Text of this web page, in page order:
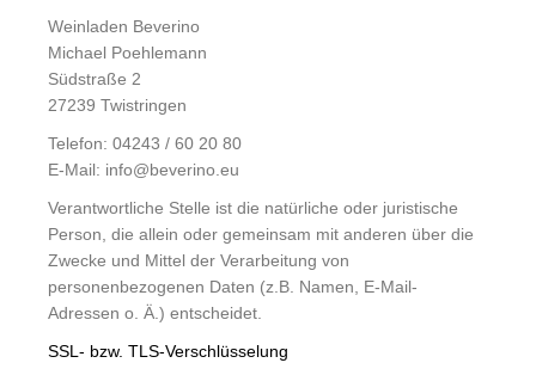
Weinladen Beverino
Michael Poehlemann
Südstraße 2
27239 Twistringen
Telefon: 04243 / 60 20 80
E-Mail: info@beverino.eu
Verantwortliche Stelle ist die natürliche oder juristische
Person, die allein oder gemeinsam mit anderen über die
Zwecke und Mittel der Verarbeitung von
personenbezogenen Daten (z.B. Namen, E-Mail-
Adressen o. Ä.) entscheidet.
SSL- bzw. TLS-Verschlüsselung